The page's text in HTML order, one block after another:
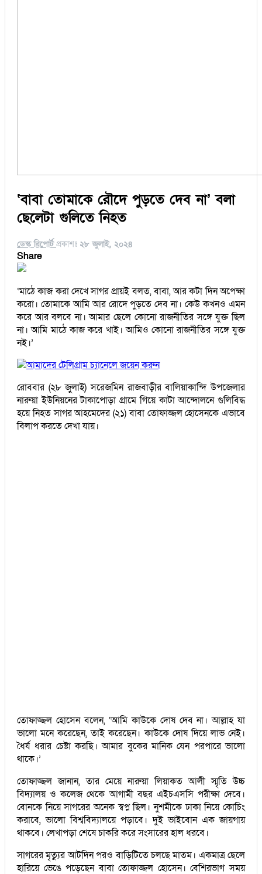
‘বাবা তোমাকে রৌদে পুড়তে দেব না’ বলা
ছেলেটা গুলিতে নিহত
ডেস্ক রিপোর্ট প্রকাশঃ ২৮ জুলাই, ২০২৪
Share
‘মাঠে কাজ করা দেখে সাগর প্রায়ই বলত, বাবা, আর কটা দিন অপেক্ষা
করো। তোমাকে আমি আর রোদে পুড়তে দেব না। কেউ কখনও এমন
করে আর বলবে না। আমার ছেলে কোনো রাজনীতির সঙ্গে যুক্ত ছিল
না। আমি মাঠে কাজ করে খাই। আমিও কোনো রাজনীতির সঙ্গে যুক্ত
নই।’
আমাদের টেলিগ্রাম চ্যানেলে জয়েন করুন
রোববার (২৮ জুলাই) সরেজমিন রাজবাড়ীর বালিয়াকান্দি উপজেলার
নারুয়া ইউনিয়নের টাকাপোড়া গ্রামে গিয়ে কাটা আন্দোলনে গুলিবিদ্ধ
হয়ে নিহত সাগর আহমেদের (২১) বাবা তোফাজ্জল হোসেনকে এভাবে
বিলাপ করতে দেখা যায়।
তোফাজ্জল হোসেন বলেন, ‘আমি কাউকে দোষ দেব না। আল্লাহ যা
ভালো মনে করেছেন, তাই করেছেন। কাউকে দোষ দিয়ে লাভ নেই।
ধৈর্য ধরার চেষ্টা করছি। আমার বুকের মানিক যেন পরপারে ভালো
থাকে।’
তোফাজ্জল জানান, তার মেয়ে নারুয়া লিয়াকত আলী স্মৃতি উচ্চ
বিদ্যালয় ও কলেজ থেকে আগামী বছর এইচএসসি পরীক্ষা দেবে।
বোনকে নিয়ে সাগরের অনেক স্বপ্ন ছিল। নুশমীকে ঢাকা নিয়ে কোচিং
করাবে, ভালো বিশ্ববিদ্যালয়ে পড়াবে। দুই ভাইবোন এক জায়গায়
থাকবে। লেখাপড়া শেষে চাকরি করে সংসারের হাল ধরবে।
সাগরের মৃত্যুর আটদিন পরও বাড়িটিতে চলছে মাতম। একমাত্র ছেলে
হারিয়ে ভেঙে পড়েছেন বাবা তোফাজ্জল হোসেন। বেশিরভাগ সময়